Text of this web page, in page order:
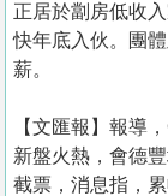
正居於劏房低收
快年底入伙。團
薪。
【文匯報】報導
新盤火熱，會德
截票，消息指，